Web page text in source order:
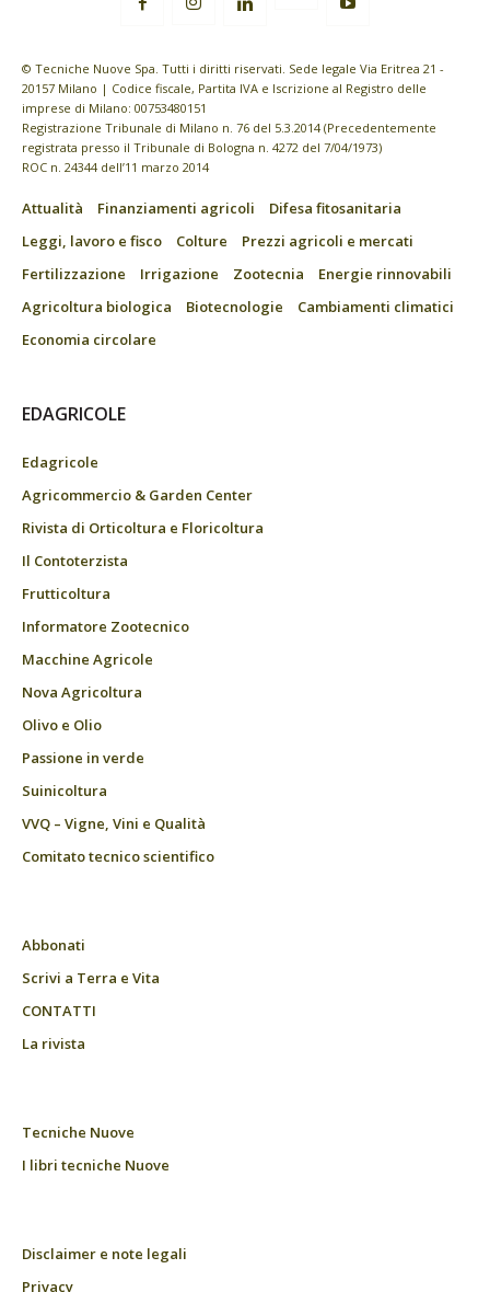
© Tecniche Nuove Spa. Tutti i diritti riservati. Sede legale Via Eritrea 21 -
20157 Milano | Codice fiscale, Partita IVA e Iscrizione al Registro delle
imprese di Milano: 00753480151
Registrazione Tribunale di Milano n. 76 del 5.3.2014 (Precedentemente
registrata presso il Tribunale di Bologna n. 4272 del 7/04/1973)
ROC n. 24344 dell’11 marzo 2014
Attualità Finanziamenti agricoli
Difesa fitosanitaria
Leggi, lavoro e fisco
Colture
Prezzi agricoli e mercati
Fertilizzazione
Irrigazione Zootecnia
Energie rinnovabili
Agricoltura biologica
Biotecnologie
Cambiamenti climatici
Economia circolare
EDAGRICOLE
Edagricole
Agricommercio & Garden Center
Rivista di Orticoltura e Floricoltura
Il Contoterzista
Frutticoltura
Informatore Zootecnico
Macchine Agricole
Nova Agricoltura
Olivo e Olio
Passione in verde
Suinicoltura
VVQ – Vigne, Vini e Qualità
Comitato tecnico scientifico
Abbonati
Scrivi a Terra e Vita
CONTATTI
La rivista
Tecniche Nuove
I libri tecniche Nuove
Disclaimer e note legali
Privacy